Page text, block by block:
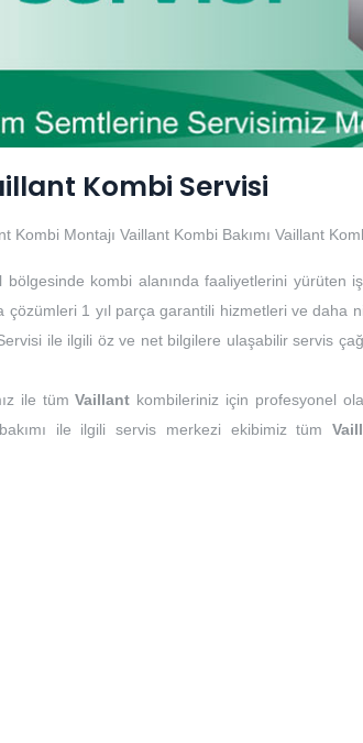
Kombi Servisi
Kombi Montajı Vaillant Kombi Bakımı Vaillant
bölgesinde kombi alanında faaliyetlerini yürüten
1 yıl parça garantili hizmetleri ve daha
ile ilgili öz ve net bilgilere ulaşabilir servis
ile tümVaillant kombileriniz için profesyonel
ile ilgili servis merkezi ekibimiz tüm